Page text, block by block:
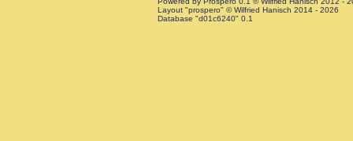
Layout "prospero" © Wilfried Hanisch 2014 - 2026
Database "d01c6240" 0.1